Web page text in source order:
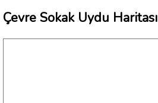
Çevre Sokak Uydu Haritası